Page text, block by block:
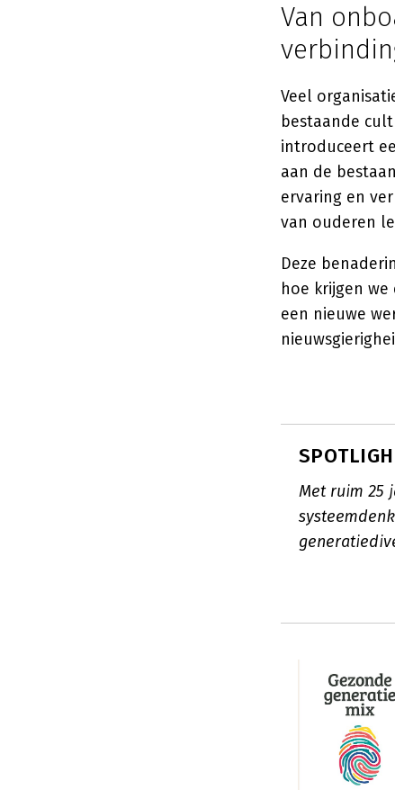
Van
Veel
bestaande
introduceert
aan de
ervaring en
van ouderen
Deze
hoe krijgen we
een nieuwe
Met ruim 25